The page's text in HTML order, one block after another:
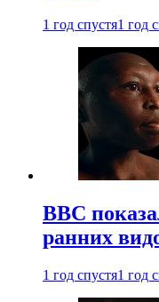
1 год спустя1 год
BBC
ранних
1 год спустя1 год